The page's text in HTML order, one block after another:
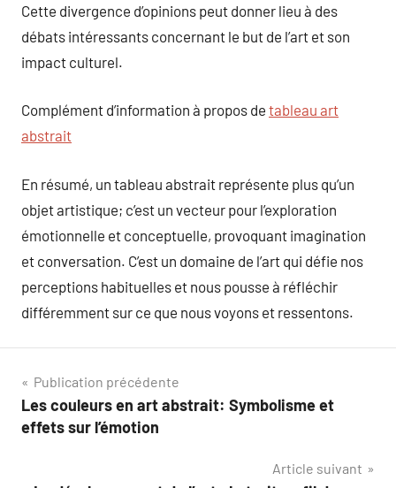
Cette divergence d’opinions peut donner lieu à des
débats intéressants concernant le but de l’art et son
impact culturel.
Complément d’information à propos de tableau art
abstrait
En résumé, un tableau abstrait représente plus qu’un
objet artistique; c’est un vecteur pour l’exploration
émotionnelle et conceptuelle, provoquant imagination
et conversation. C’est un domaine de l’art qui défie nos
perceptions habituelles et nous pousse à réfléchir
différemment sur ce que nous voyons et ressentons.
Navigation
de
Publication précédente
Les couleurs en art abstrait: Symbolisme et
effets sur l’émotion
Article suivant